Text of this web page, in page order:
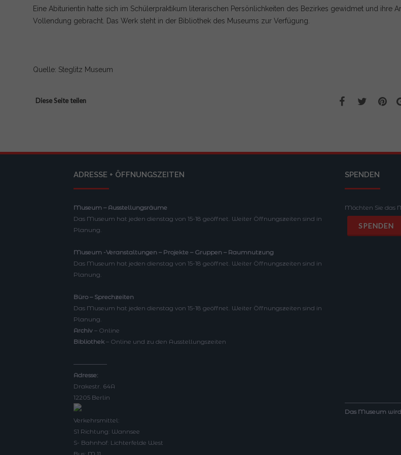
Eine Abiturientin hatte sich im Schülerpraktikum literarischen Persönlichkeiten des Bezirkes gewidmet und ihre
Vollendung gebracht. Das Werk steht in der Bibliothek des Museums zur Verfügung.
Quelle: Steglitz Museum
Diese Seite teilen
ADRESSE + ÖFFNUNGSZEITEN
Museum – Ausstellungsräume
Das Museum hat jeden dienstag von 15-18 geöffnet. Weiter Öffnungszeiten sind in
Planung.
Museum -Veranstaltungen – Projekte – Gruppen – Raumnutzung
Das Museum hat jeden dienstag von 15-18 geöffnet. Weiter Öffnungszeiten sind in
Planung.
Büro – Sprechzeiten
Das Museum hat jeden dienstag von 15-18 geöffnet. Weiter Öffnungszeiten sind in
Planung.
Archiv– Online
Bibliothek– Online und zu den Ausstellungszeiten
—————–
Adresse:
Drakestr. 64A
12205 Berlin
Verkehrsmittel:
S1 Richtung: Wannsee
S- Bahnhof: Lichterfelde West
SPENDEN
Möchten Sie das
Das Museum